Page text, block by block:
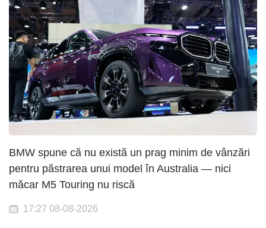
BMW spune că nu există un prag minim de vânzări
pentru păstrarea unui model în Australia — nici
măcar M5 Touring nu riscă
17:27 08-08-2026